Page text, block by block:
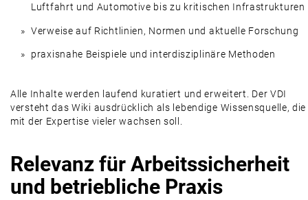
Luftfahrt und Automotive bis zu kritischen Infrastrukturen
Verweise auf Richtlinien, Normen und aktuelle Forschung
praxisnahe Beispiele und interdisziplinäre Methoden
Alle Inhalte werden laufend kuratiert und erweitert. Der VDI
versteht das Wiki ausdrücklich als lebendige Wissensquelle, die
mit der Expertise vieler wachsen soll.
Relevanz für Arbeitssicherheit
und betriebliche Praxis